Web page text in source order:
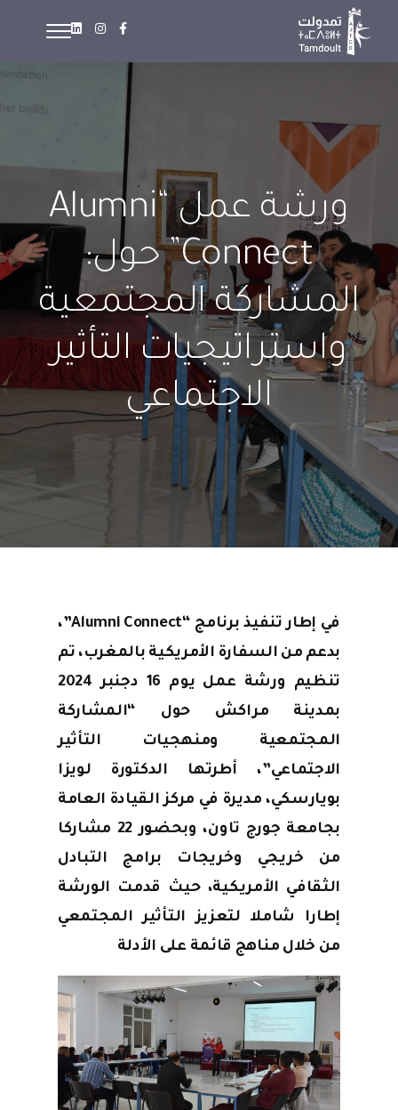
ورشة عمل “Alumni
Connect” حول:
المشاركة المجتمعية
واستراتيجيات التأثير
الاجتماعي
في إطار تنفيذ برنامج “Alumni Connect”،
بدعم من السفارة الأمريكية بالمغرب، تم
تنظيم ورشة عمل يوم 16 دجنبر 2024
بمدينة مراكش حول “المشاركة
المجتمعية ومنهجيات التأثير
الاجتماعي”، أطرتها الدكتورة لويزا
بويارسكي، مديرة في مركز القيادة العامة
بجامعة جورج تاون، وبحضور 22 مشاركا
من خريجي وخريجات برامج التبادل
الثقافي الأمريكية، حيث قدمت الورشة
إطارا شاملا لتعزيز التأثير المجتمعي
من خلال مناهج قائمة على الأدلة